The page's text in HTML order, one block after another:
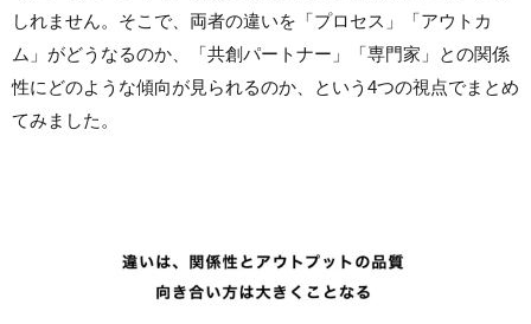
しれません。そこで、両者の違いを「プロセス」「アウトカ
ム」がどうなるのか、「共創パートナー」「専門家」との関係
性にどのような傾向が見られるのか、という4つの視点でまとめ
てみました。